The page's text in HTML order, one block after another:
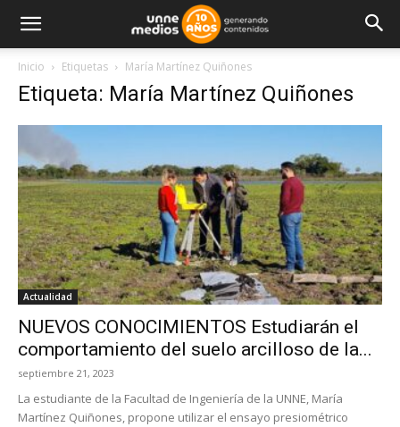
Inicio Etiquetas María Martínez Quiñones
Etiqueta: María Martínez Quiñones
Actualidad
NUEVOS CONOCIMIENTOS Estudiarán el
comportamiento del suelo arcilloso de la...
septiembre 21, 2023
La estudiante de la Facultad de Ingeniería de la UNNE, María
Martínez Quiñones, propone utilizar el ensayo presiométrico